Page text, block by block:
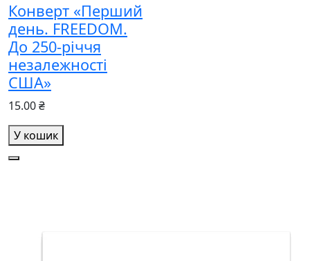
Конверт «Перший
день. FREEDOM.
До 250-річчя
незалежності
США»
15.00 ₴
У кошик